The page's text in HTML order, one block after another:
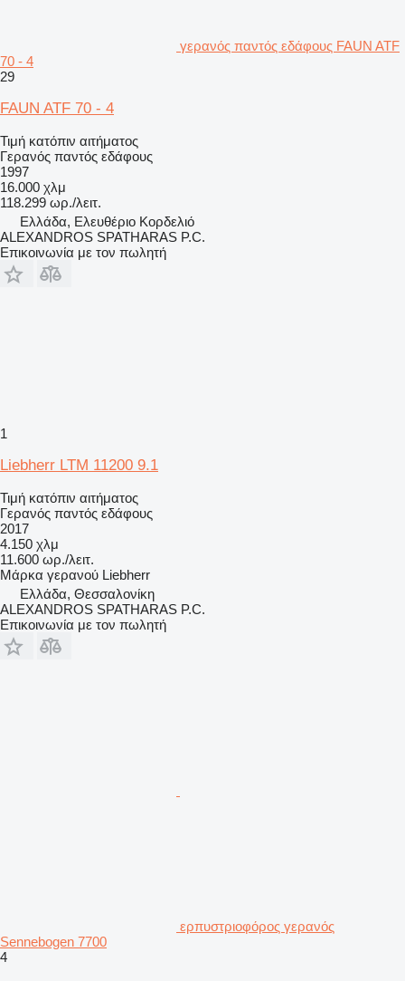
γερανός παντός εδάφους FAUN ATF
70 - 4
29
FAUN ATF 70 - 4
Τιμή κατόπιν αιτήματος
Γερανός παντός εδάφους
1997
16.000 χλμ
118.299 ωρ./λειτ.
Ελλάδα, Ελευθέριο Κορδελιό
ALEXANDROS SPATHARAS P.C.
Επικοινωνία με τον πωλητή
1
Liebherr LTM 11200 9.1
Τιμή κατόπιν αιτήματος
Γερανός παντός εδάφους
2017
4.150 χλμ
11.600 ωρ./λειτ.
Μάρκα γερανού Liebherr
Ελλάδα, Θεσσαλονίκη
ALEXANDROS SPATHARAS P.C.
Επικοινωνία με τον πωλητή
ερπυστριοφόρος γερανός
Sennebogen 7700
4